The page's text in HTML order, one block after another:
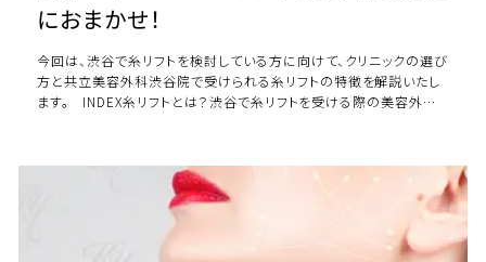
におまかせ！
今回は、渋谷で糸リフトを検討している方に向けて、クリニックの選び
方と共立美容外科渋谷院で受けられる糸リフトの特徴を解説いたし
ます。 INDEX糸リフトとは？渋谷で糸リフトを受ける際の美容外科・